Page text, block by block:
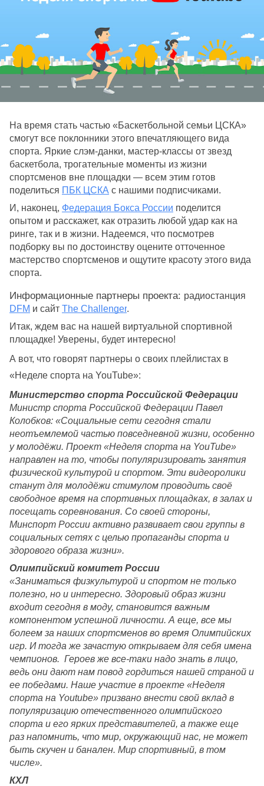
На время стать частью «Баскетбольной семьи ЦСКА»
смогут все поклонники этого впечатляющего вида
спорта. Яркие слэм-данки, мастер-классы от звезд
баскетбола, трогательные моменты из жизни
спортсменов вне площадки — всем этим готов
поделиться ПБК ЦСКА с нашими подписчиками.
И, наконец, Федерация Бокса России поделится
опытом и расскажет, как отразить любой удар как на
ринге, так и в жизни. Надеемся, что посмотрев
подборку вы по достоинству оцените отточенное
мастерство спортсменов и ощутите красоту этого вида
спорта.
Информационные партнеры проекта:
DFM и сайт The Challenger.
Итак, ждем вас на нашей виртуальной спортивной
площадке! Уверены, будет интересно!
«Неделе спорта на YouTube»:
Министерство спорта Российской Федерации
Министр спорта Российской Федерации Павел
Колобков: «Социальные сети сегодня стали
неотъемлемой частью повседневной жизни, особенно
у молодёжи. Проект «Неделя спорта на YouTube»
направлен на то, чтобы популяризировать занятия
физической культурой и спортом. Эти видеоролики
станут для молодёжи стимулом проводить своё
свободное время на спортивных площадках, в залах и
посещать соревнования. Со своей стороны,
Минспорт России активно развивает свои группы в
социальных сетях с целью пропаганды спорта и
здорового образа жизни».
Олимпийский комитет России
«Заниматься физкультурой и спортом не только
полезно, но и интересно. Здоровый образ жизни
входит сегодня в моду, становится важным
компонентом успешной личности. А еще, все мы
болеем за наших спортсменов во время Олимпийских
игр. И тогда же зачастую открываем для себя имена
чемпионов.  Героев же все-таки надо знать в лицо,
ведь они дают нам повод гордиться нашей страной и
ее победами. Наше участие в проекте «Неделя
спорта на Youtube» призвано внести свой вклад в
популяризацию отечественного олимпийского
спорта и его ярких представителей, а также еще
раз напомнить, что мир, окружающий нас, не может
быть скучен и банален. Мир спортивный, в том
числе».
КХЛ